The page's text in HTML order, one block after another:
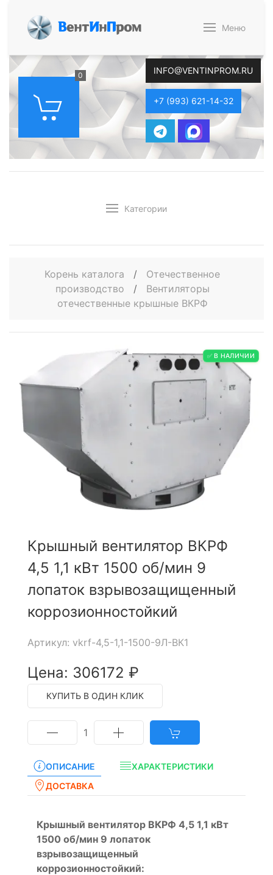
ВентИнПром Меню
0 INFO@VENTINPROM.RU
+7 (993) 621-14-32
Категории
Корень каталога /
Отечественное
производство
/
Вентиляторы
отечественные крышные ВКРФ
✅ В НАЛИЧИИ
Крышный вентилятор ВКРФ
4,5 1,1 кВт 1500 об/мин 9
лопаток взрывозащищенный
коррозионностойкий
Артикул: vkrf-4,5-1,1-1500-9Л-ВК1
Цена: 306172 ₽
КУПИТЬ В ОДИН КЛИК
1
ОПИСАНИЕ
ХАРАКТЕРИСТИКИ
ДОСТАВКА
Крышный вентилятор ВКРФ 4,5 1,1 кВт
1500 об/мин 9 лопаток
взрывозащищенный
коррозионностойкий: